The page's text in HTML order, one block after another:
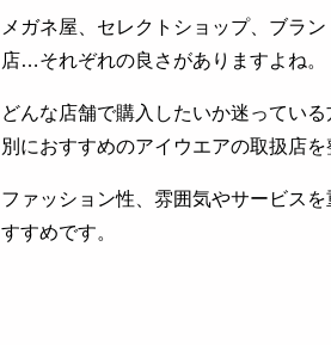
メガネ屋、セレクトショップ、ブラ
店…それぞれの良さがありますよね。
どんな店舗で購入したいか迷ってい
別におすすめのアイウエアの取扱店を
ファッション性、雰囲気やサービス
すすめです。